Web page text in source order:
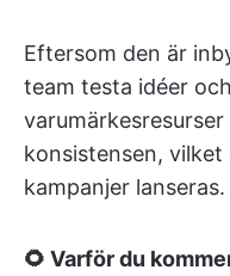
Eftersom den är
team testa idéer
konsistensen,
kampanjer lanseras.
🌻 Varför du